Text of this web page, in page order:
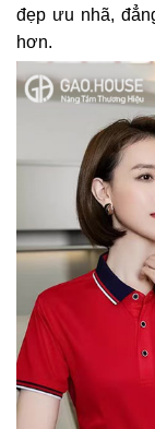
đẹp ưu nhã,
hơn.